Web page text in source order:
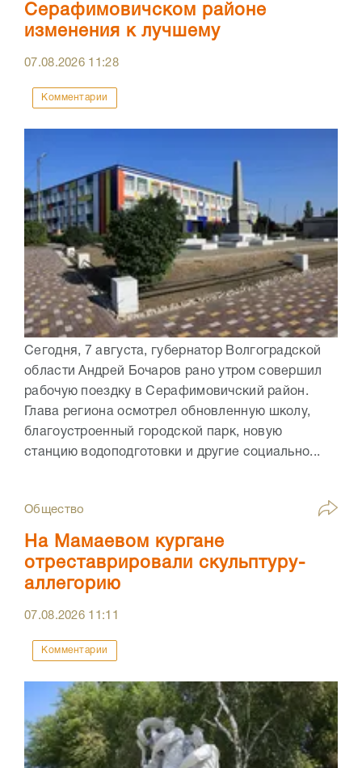
Серафимовичском районе
изменения к лучшему
07.08.2026 11:28
Комментарии
Сегодня, 7 августа, губернатор Волгоградской
области Андрей Бочаров рано утром совершил
рабочую поездку в Серафимовичский район.
Глава региона осмотрел обновленную школу,
благоустроенный городской парк, новую
станцию водоподготовки и другие социально...
Общество
На Мамаевом кургане
отреставрировали скульптуру-
аллегорию
07.08.2026 11:11
Комментарии